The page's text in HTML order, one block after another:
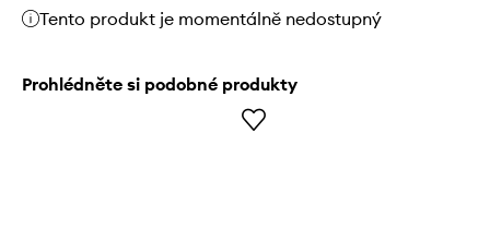
Tento produkt je momentálně nedostupný
Prohlédněte si podobné produkty